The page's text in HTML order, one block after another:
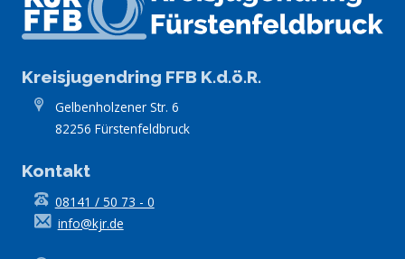
Kreisjugendring FFB K.d.ö.R.
Gelbenholzener Str. 6
82256 Fürstenfeldbruck
Kontakt
08141 / 50 73 - 0
info@kjr.de